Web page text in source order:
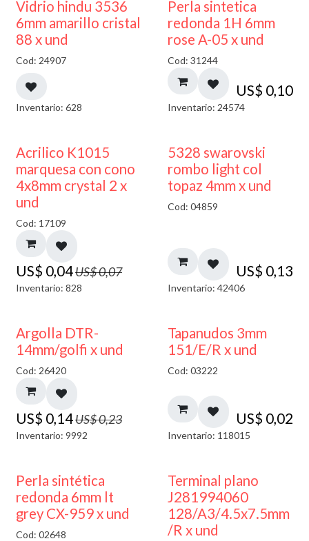
Vidrio hindu 3536
6mm amarillo cristal
88 x und
Cod: 24907
Inventario: 628
Perla sintetica
redonda 1H 6mm
rose A-05 x und
Cod: 31244
US$ 0,10
Inventario: 24574
50% DESCUENTO
Acrilico K1015
marquesa con cono
4x8mm crystal 2 x
und
Cod: 17109
US$ 0,04US$0,07
Inventario: 828
5328 swarovski
rombo light col
topaz 4mm x und
Cod: 04859
US$ 0,13
Inventario: 42406
40% DESCUENTO
Argolla DTR-
14mm/golfi x und
Cod: 26420
US$ 0,14US$0,23
Inventario: 9992
Tapanudos 3mm
151/E/R x und
Cod: 03222
US$ 0,02
Inventario: 118015
Perla sintética
redonda 6mm lt
grey CX-959 x und
Cod: 02648
Terminal plano
J281994060
128/A3/4.5x7.5mm
/R x und